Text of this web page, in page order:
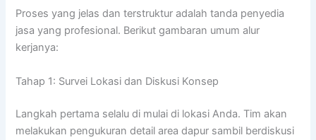
Proses yang jelas dan terstruktur adalah tanda penyedia
jasa yang profesional. Berikut gambaran umum alur
kerjanya:
Tahap 1: Survei Lokasi dan Diskusi Konsep
Langkah pertama selalu di mulai di lokasi Anda. Tim akan
melakukan pengukuran detail area dapur sambil berdiskusi